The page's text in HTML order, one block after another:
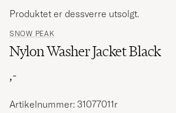
SNOW PEAK
Nylon Washer Jacket Black
,-
Produktet er dessverre utsolgt.
Artikelnummer: 31077011r